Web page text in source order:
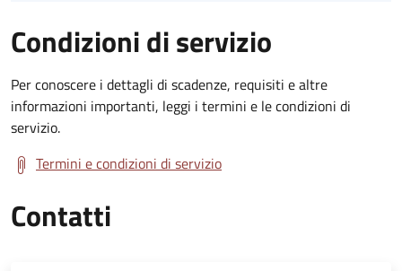
Condizioni di servizio
Per conoscere i dettagli di scadenze, requisiti e altre
informazioni importanti, leggi i termini e le condizioni di
servizio.
Termini e condizioni di servizio
Contatti